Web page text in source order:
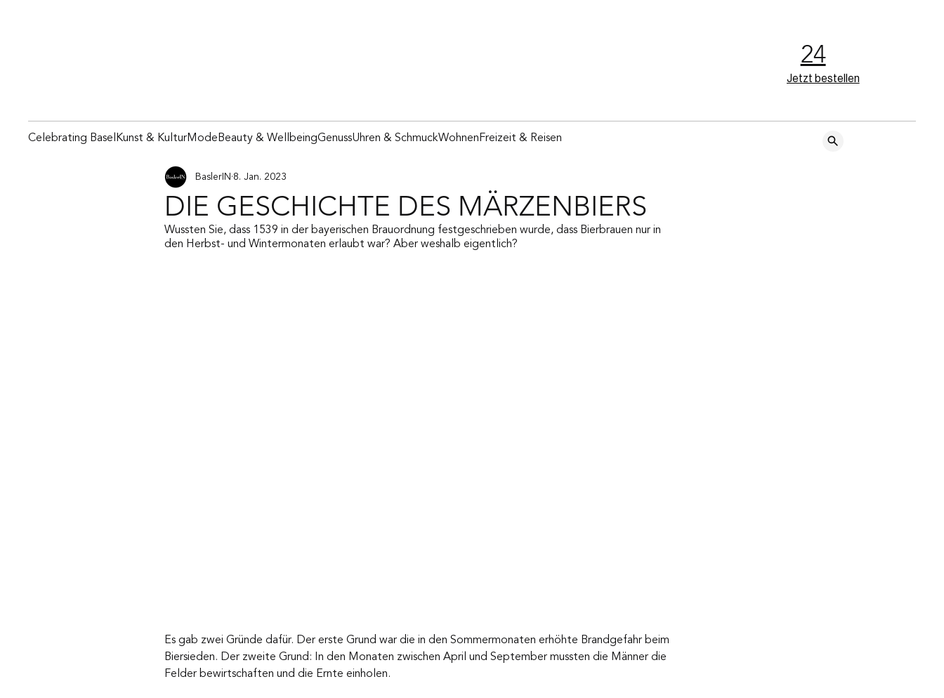
Celebrating BaselKunst & KulturModeBeauty & WellbeingGenussUhren & SchmuckWohnenFreizeit & Reisen
24
Jetzt bestellen
DIE GESCHICHTE DES MÄRZENBIERS
BaslerIN 8. Jan. 2023
Wussten Sie, dass 1539 in der bayerischen Brauordnung festgeschrieben wurde, dass Bierbrauen nur in
den Herbst- und Wintermonaten erlaubt war? Aber weshalb eigentlich?
Es gab zwei Gründe dafür. Der erste Grund war die in den Sommermonaten erhöhte Brandgefahr beim
Biersieden. Der zweite Grund: In den Monaten zwischen April und September mussten die Männer die
Felder bewirtschaften und die Ernte einholen.